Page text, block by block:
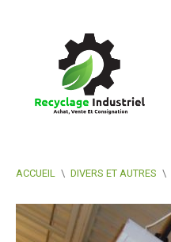
ACCUEIL \ DIVERS ET AUTRES \